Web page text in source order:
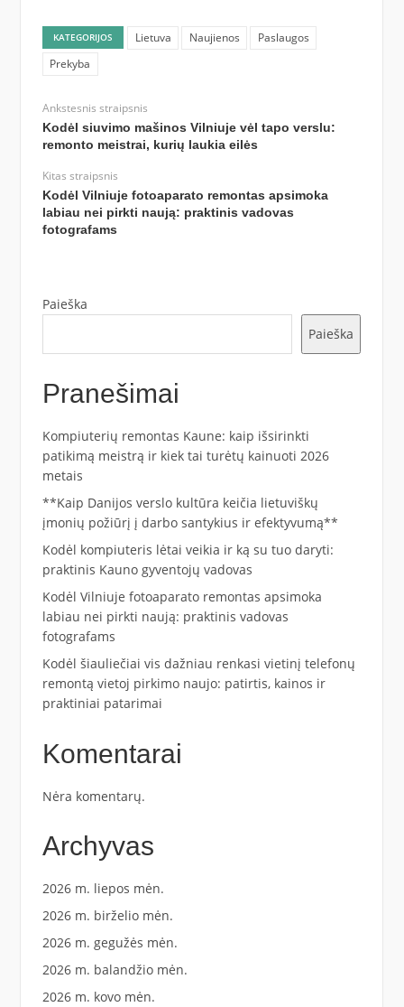
KATEGORIJOS Lietuva Naujienos
Paslaugos
Prekyba
Ankstesnis straipsnis
Kodėl siuvimo mašinos Vilniuje vėl tapo verslu:
remonto meistrai, kurių laukia eilės
Kitas straipsnis
Kodėl Vilniuje fotoaparato remontas apsimoka
labiau nei pirkti naują: praktinis vadovas
fotografams
Paieška
Paieška
Pranešimai
Kompiuterių remontas Kaune: kaip išsirinkti
patikimą meistrą ir kiek tai turėtų kainuoti 2026
metais
**Kaip Danijos verslo kultūra keičia lietuviškų
įmonių požiūrį į darbo santykius ir efektyvumą**
Kodėl kompiuteris lėtai veikia ir ką su tuo daryti:
praktinis Kauno gyventojų vadovas
Kodėl Vilniuje fotoaparato remontas apsimoka
labiau nei pirkti naują: praktinis vadovas
fotografams
Kodėl šiauliečiai vis dažniau renkasi vietinį telefonų
remontą vietoj pirkimo naujo: patirtis, kainos ir
praktiniai patarimai
Komentarai
Nėra komentarų.
Archyvas
2026 m. liepos mėn.
2026 m. birželio mėn.
2026 m. gegužės mėn.
2026 m. balandžio mėn.
2026 m. kovo mėn.